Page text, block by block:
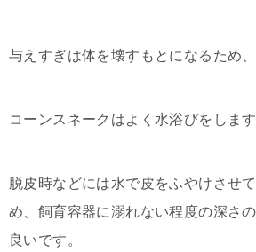
与えすぎは体を壊すもとになるため、
コーンスネークはよく水浴びをします
脱皮時などには水で皮をふやけさせ
め、飼育容器に溺れない程度の深さ
良いです。